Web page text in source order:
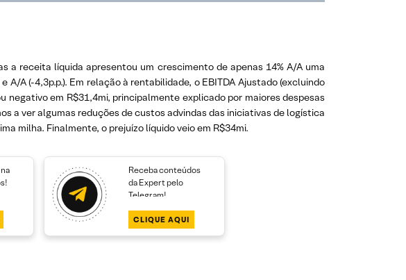
a receita líquida apresentou um crescimento de apenas 14% A/A uma
A/A (-4,3p.p.). Em relação à rentabilidade, o EBITDA Ajustado (excluindo
negativo em R$31,4mi, principalmente explicado por maiores despesas
a ver algumas reduções de custos advindas das iniciativas de logística
milha. Finalmente, o prejuízo líquido veio em R$34mi.
Receba conteúdos
da Expert pelo
Telegram!
CLIQUE AQUI